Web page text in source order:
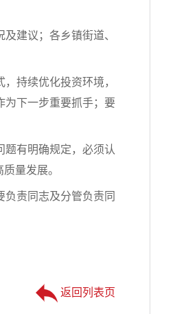
建议；各乡镇街道、
持续优化投资环境，
为下一步重要抓手；要
有明确规定，必须认
量发展。
责同志及分管负责同
返回列表页